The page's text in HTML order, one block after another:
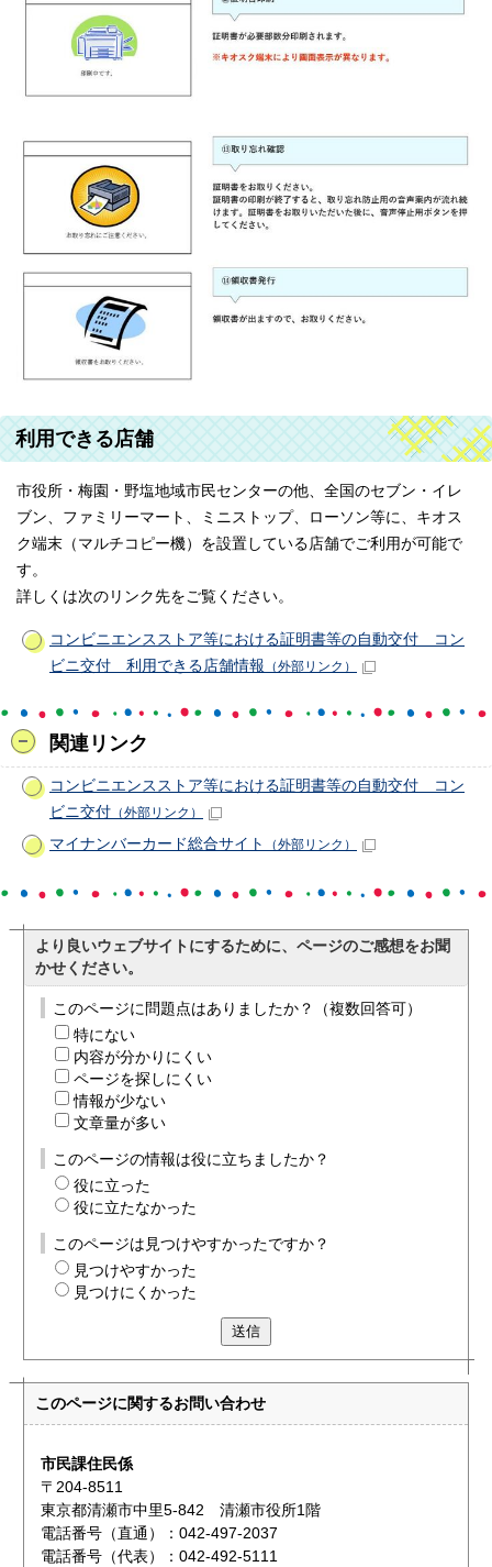
利用できる店舗
市役所・梅園・野塩地域市民センターの他、全国のセブン・イレ
ブン、ファミリーマート、ミニストップ、ローソン等に、キオス
ク端末（マルチコピー機）を設置している店舗でご利用が可能で
す。
詳しくは次のリンク先をご覧ください。
コンビニエンスストア等における証明書等の自動交付 コン
ビニ交付 利用できる店舗情報 （外部リンク）
関連リンク
コンビニエンスストア等における証明書等の自動交付 コン
ビニ交付 （外部リンク）
マイナンバーカード総合サイト （外部リンク）
より良いウェブサイトにするために、ページのご感想をお聞
かせください。
このページに問題点はありましたか？（複数回答可）
特にない
内容が分かりにくい
ページを探しにくい
情報が少ない
文章量が多い
このページの情報は役に立ちましたか？
役に立った
役に立たなかった
このページは見つけやすかったですか？
見つけやすかった
見つけにくかった
送信
このページに関するお問い合わせ
市民課住民係
〒204-8511
東京都清瀬市中里5-842 清瀬市役所1階
電話番号（直通）：042-497-2037
電話番号（代表）：042-492-5111